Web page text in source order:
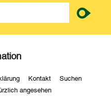
Kontakt Suchen
angesehen